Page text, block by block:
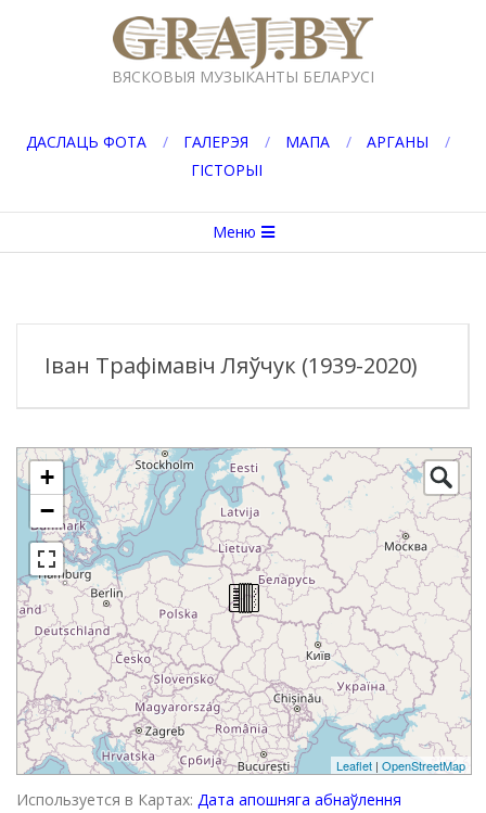
GRAJ.BY
ВЯСКОВЫЯ МУЗЫКАНТЫ БЕЛАРУСІ
ДАСЛАЦЬ ФОТА ГАЛЕРЭЯ МАПА
АРГАНЫ
ГІСТОРЫІ
меню
Меню
Іван Трафімавіч Ляўчук (1939-2020)
+
−
Leaflet | OpenStreetMap
Используется в Картах: Дата апошняга абнаўлення